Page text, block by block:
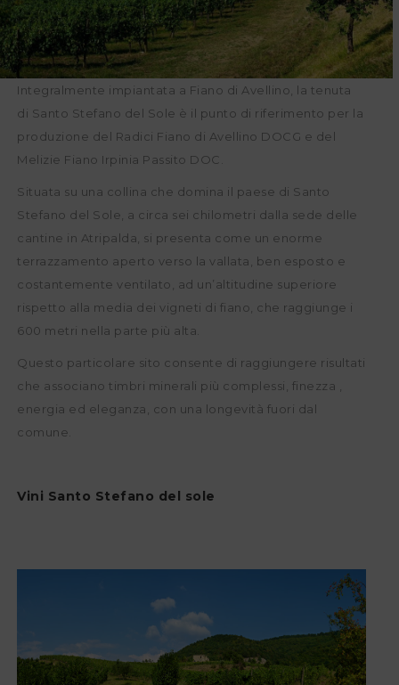
Integralmente impiantata a Fiano di Avellino, la tenuta
di Santo Stefano del Sole è il punto di riferimento per la
produzione del Radici Fiano di Avellino DOCG e del
Melizie Fiano Irpinia Passito DOC.
Situata su una collina che domina il paese di Santo
Stefano del Sole, a circa sei chilometri dalla sede delle
cantine in Atripalda, si presenta come un enorme
terrazzamento aperto verso la vallata, ben esposto e
costantemente ventilato, ad un’altitudine superiore
rispetto alla media dei vigneti di fiano, che raggiunge i
600 metri nella parte più alta.
Questo particolare sito consente di raggiungere risultati
che associano timbri minerali più complessi, finezza ,
energia ed eleganza, con una longevità fuori dal
comune.
Vini Santo Stefano del sole